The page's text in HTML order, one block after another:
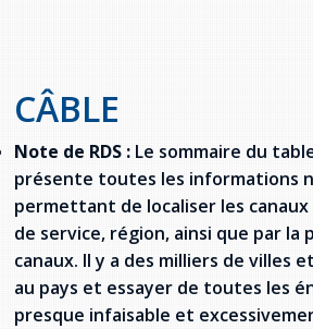
Maurice Nzoyamara
Lee Trowbridge
Randy Follet
Skye Fisher
Pamela Tucker
communication en santé
CÂBLE
Note de RDS : Le sommaire du
présente toutes les informations
permettant de localiser les
de service, région, ainsi que par la
canaux. Il y a des milliers de villes
au pays et essayer de toutes les
presque infaisable et